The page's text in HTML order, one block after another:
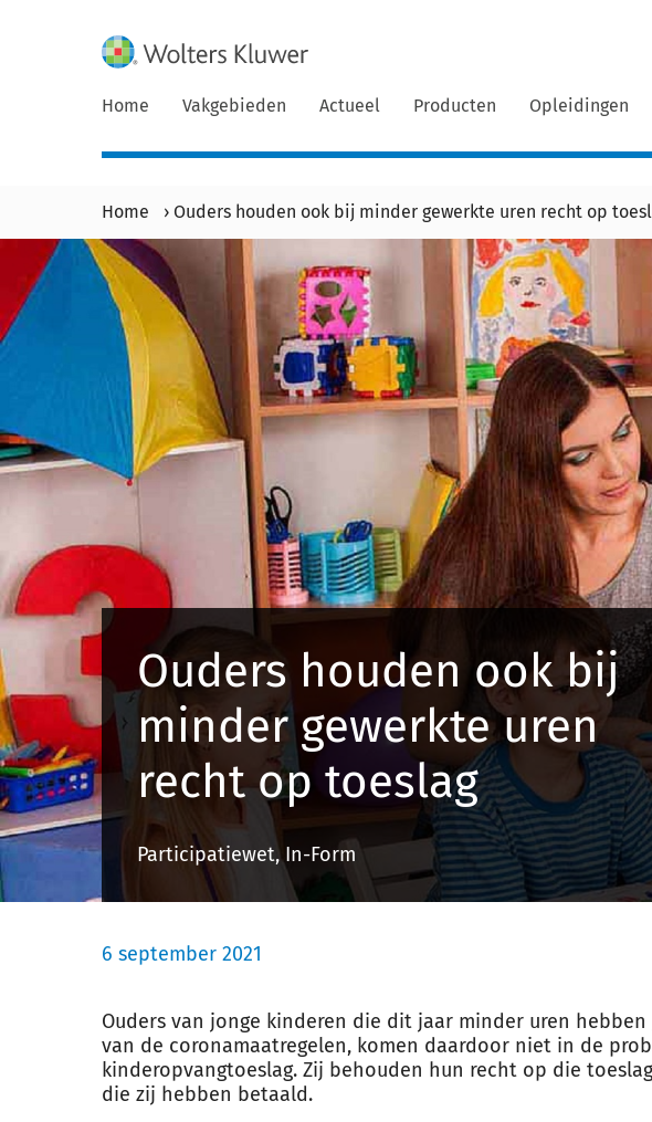
Home Vakgebieden Actueel Producten Opleidingen
Home › Ouders houden ook bij minder gewerkte uren recht op
Ouders houden ook bij
minder gewerkte uren
recht op toeslag
Participatiewet, In-Form
6 september 2021
Ouders van jonge kinderen die dit jaar minder uren hebben
van de coronamaatregelen, komen daardoor niet in de
kinderopvangtoeslag. Zij behouden hun recht op die
die zij hebben betaald.